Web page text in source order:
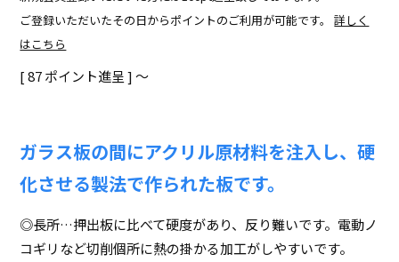
ご登録いただいたその日からポイントのご利用が可能です。詳しく
はこちら
[ 87ポイント進呈 ] 〜
ガラス板の間にアクリル原材料を注入し、硬
化させる製法で作られた板です。
◎長所…押出板に比べて硬度があり、反り難いです。電動ノ
コギリなど切削個所に熱の掛かる加工がしやすいです。